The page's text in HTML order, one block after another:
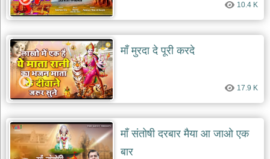
बाबा
बालक
नाथ
भजन
baba
balak
nath
bhajans
देश
भक्ति
भजन
patriotic
bhajans
10.4 K
माँ मुरदा दे पूरी करदे
17.9 K
माँ संतोषी दरबार मैया आ जाओ एक
बार